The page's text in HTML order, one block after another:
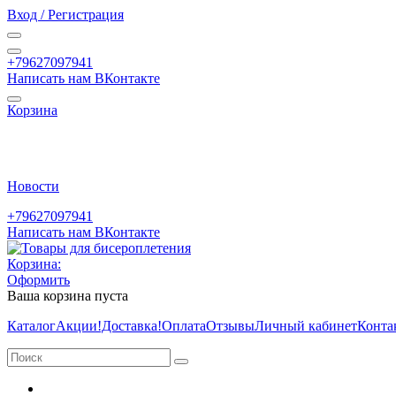
Вход / Регистрация
+79627097941
Написать нам ВКонтакте
Корзина
Новости
+79627097941
Написать нам ВКонтакте
Корзина:
Оформить
Ваша корзина пуста
КаталогАкции!Доставка!ОплатаОтзывыЛичный кабинет